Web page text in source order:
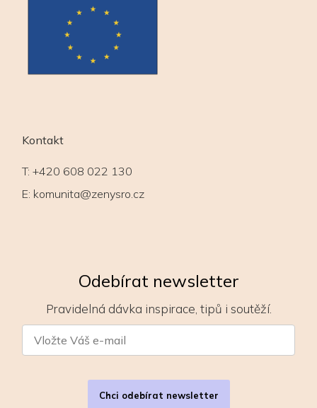
Kontakt
T: +420 608 022 130
E: komunita@zenysro.cz
Odebírat newsletter
Pravidelná dávka inspirace, tipů i soutěží.
Chci odebírat newsletter